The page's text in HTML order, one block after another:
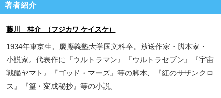
著者紹介
藤川 桂介 （フジカワ ケイスケ）
1934年東京生。慶應義塾大学国文科卒。放送作家・脚本家・
小説家。代表作に『ウルトラマン』『ウルトラセブン』『宇宙
戦艦ヤマト』『ゴッド・マーズ』等の脚本、『紅のサザンクロ
ス』『篁・変成秘抄』等の小説。